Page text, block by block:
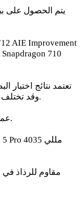
realme وقد تختلف النتائج الفعلية عن التغيرات البيئية.
7. عمر البطارية النهائي يخضع للنتائج الفعلية.